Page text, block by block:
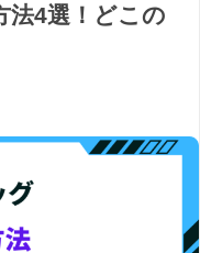
法4選！どこの